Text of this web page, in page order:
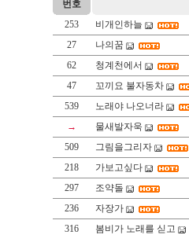
번호
253
비개인하늘
27
나의꿈
62
청계천에서
47
꼬끼요 불자동차
539
노래야 나오너라
→
물새발자욱
509
그림을그리자
218
가보고싶다
297
조약돌
236
자장가
316
봄비가 노래를 싣고